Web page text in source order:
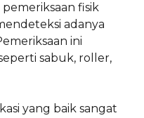
fisik
adanya
ini
sabuk, roller,
yang baik sangat